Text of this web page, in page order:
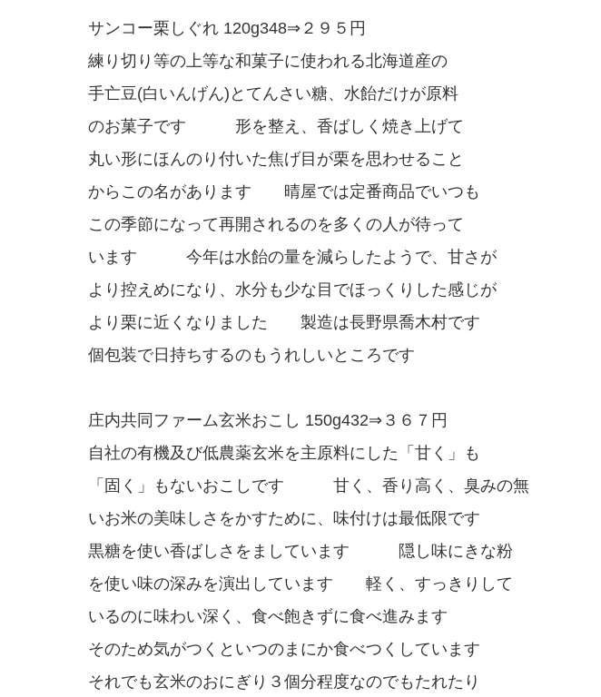
サンコー栗しぐれ 120g348⇒２９５円
練り切り等の上等な和菓子に使われる北海道産の
手亡豆(白いんげん)とてんさい糖、水飴だけが原料
のお菓子です 形を整え、香ばしく焼き上げて
丸い形にほんのり付いた焦げ目が栗を思わせること
からこの名があります 晴屋では定番商品でいつも
この季節になって再開されるのを多くの人が待って
います 今年は水飴の量を減らしたようで、甘さが
より控えめになり、水分も少な目でほっくりした感じが
より栗に近くなりました 製造は長野県喬木村です
個包装で日持ちするのもうれしいところです
庄内共同ファーム玄米おこし 150g432⇒３６７円
自社の有機及び低農薬玄米を主原料にした「甘く」も
「固く」もないおこしです 甘く、香り高く、臭みの無
いお米の美味しさをかすために、味付けは最低限です
黒糖を使い香ばしさをましています 隠し味にきな粉
を使い味の深みを演出しています 軽く、すっきりして
いるのに味わい深く、食べ飽きずに食べ進みます
そのため気がつくといつのまにか食べつくしています
それでも玄米のおにぎり３個分程度なのでもたれたり